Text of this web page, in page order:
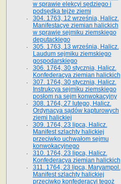
w sprawie elekcyi sędziego i
podsędka tejże ziemi
304. 1763, 12 września, Halicz.
Manifestacye ziemian halickich
w sprawie sejmiku ziemskiego
deputackiego
305. 1763, 13 września, Halicz.
Laudum sejmiku ziemskiego
gospodarskiego
306. 1764, 30 stycznia, Halicz.
Konfederacya ziemian halickich
307. 1764, 30 stycznia, Halicz.
Instrukcya sejmiku ziemskiego
posłom na sejm konwokacyjny
308. 1764, 27 lutego, Halicz.
Ordynacya sądów kapturowych
ziemi halickiej
309. 1764, 23 lipca, Halicz.
Manifest szlachty halickiej
przeciwko uchwałom sejmu
konwokacyjnego
310. 1764, 23 lipca, Halicz.
Konfederacya ziemian halickich
311. 1764, 23 lipca, Maryampol.
Manifest szlachty halickiej
przeciwko konfederacyi tegoż